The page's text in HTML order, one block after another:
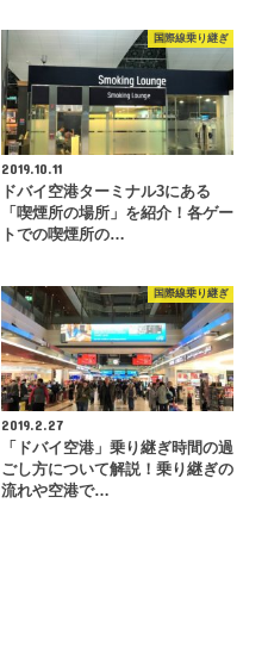
国際線乗り継ぎ
2019.10.11
ドバイ空港ターミナル3にある
「喫煙所の場所」を紹介！各ゲー
トでの喫煙所の…
国際線乗り継ぎ
2019.2.27
「ドバイ空港」乗り継ぎ時間の過
ごし方について解説！乗り継ぎの
流れや空港で…